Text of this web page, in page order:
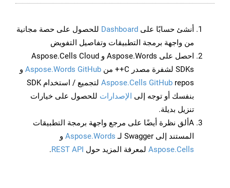
أنشئ حسابًا على Dashboard للحصول على حصة مجانية
من واجهة برمجة التطبيقات وتفاصيل التفويض
احصل على Aspose.Words و Aspose.Cells Cloud
SDKs لشفرة مصدر C++ من
Aspose.Words GitHub و
Aspose.Cells GitHub
repos لتجميع / استخدام SDK
بنفسك أو توجه إلى الإصدارات للحصول على خيارات
تنزيل بديلة.
Aألق نظرة أيضًا على مرجع واجهة برمجة التطبيقات
المستند إلى Swagger لـ
Aspose.Words و
Aspose.Cells لمعرفة المزيد حول REST API
.